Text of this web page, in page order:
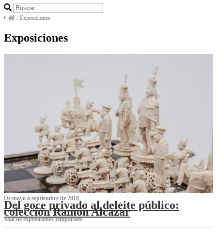
/ Exposiciones
Exposiciones
De mayo a septiembre de 2018
Del goce privado al deleite público:
colección Ramón Alcázar
Sala de exposiciones temporales